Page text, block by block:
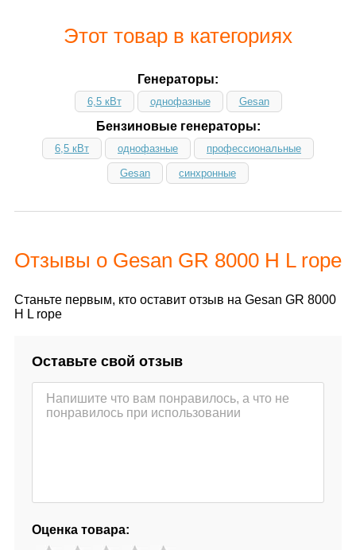
Этот товар в категориях
Генераторы:
6,5 кВт однофазные Gesan
Бензиновые генераторы:
6,5 кВт однофазные профессиональные
Gesan синхронные
Отзывы о Gesan GR 8000 H L rope
Станьте первым, кто оставит отзыв на Gesan GR 8000
H L rope
Оставьте свой отзыв
Оценка товара: